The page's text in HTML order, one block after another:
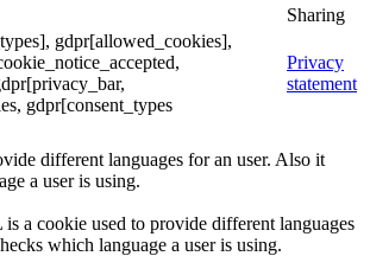
Sharing
gdpr[allowed_cookies],
gdpr[consent_types
Privacy
statement
different languages for an user. Also it
a user is using.
a cookie used to provide different languages
which language a user is using.